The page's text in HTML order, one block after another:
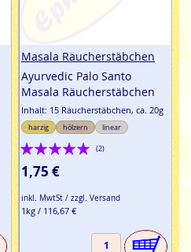
Masala Räucherstäbchen
Ayurvedic Palo Santo
Masala Räucherstäbchen
Inhalt: 15 Räucherstäbchen, ca. 20g
harzig hölzern linear
Bewertung:
100%
(2)
1,75 €
inkl. MwtSt / zzgl. Versand
1kg / 116,67 €